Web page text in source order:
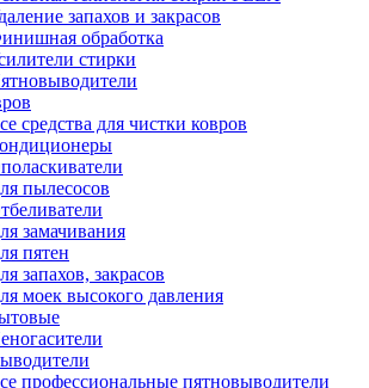
запахов и закрасов
обработка
стирки
средства для чистки ковров
пылесосов
замачивания
пятен
запахов, закрасов
моек высокого давления
профессиональные пятновыводители